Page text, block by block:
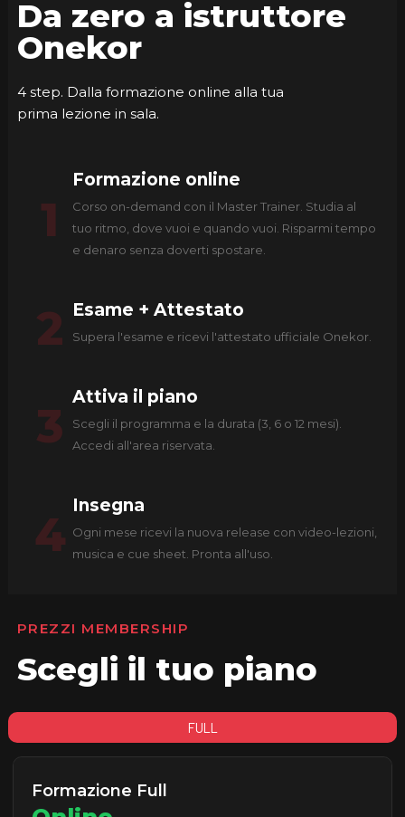
Da zero a istruttore
Onekor
4 step. Dalla formazione online alla tua
prima lezione in sala.
1
Formazione online
Corso on-demand con il Master Trainer. Studia al
tuo ritmo, dove vuoi e quando vuoi. Risparmi tempo
e denaro senza doverti spostare.
2 Esame + Attestato
Supera l'esame e ricevi l'attestato ufficiale Onekor.
3
Attiva il piano
Scegli il programma e la durata (3, 6 o 12 mesi).
Accedi all'area riservata.
4
Insegna
Ogni mese ricevi la nuova release con video-lezioni,
musica e cue sheet. Pronta all'uso.
PREZZI MEMBERSHIP
Scegli il tuo piano
FULL
Formazione Full